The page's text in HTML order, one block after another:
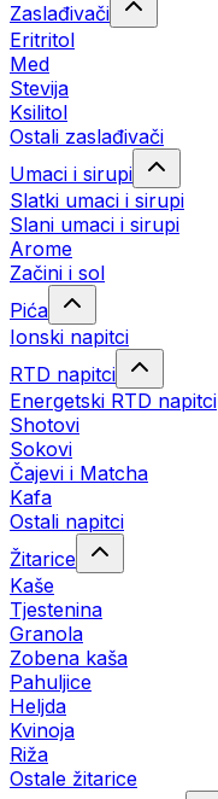
Zaslađivači
Eritritol
Med
Stevija
Ksilitol
Ostali zaslađivači
Umaci i sirupi
Slatki umaci i sirupi
Slani umaci i sirupi
Arome
Začini i sol
Pića
Ionski napitci
RTD napitci
Energetski RTD napitci
Shotovi
Sokovi
Čajevi i Matcha
Kafa
Ostali napitci
Žitarice
Kaše
Tjestenina
Granola
Zobena kaša
Pahuljice
Heljda
Kvinoja
Riža
Ostale žitarice